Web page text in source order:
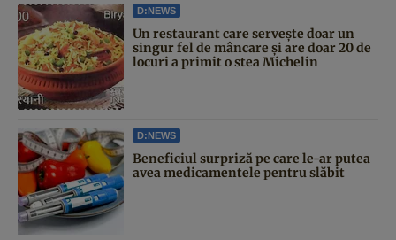
D:NEWS
Un restaurant care servește doar un
singur fel de mâncare și are doar 20 de
locuri a primit o stea Michelin
D:NEWS
Beneficiul surpriză pe care le-ar putea
avea medicamentele pentru slăbit